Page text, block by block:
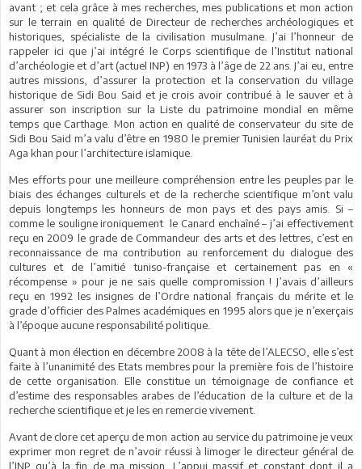
avant ; et cela grâce à mes recherches, mes publications et mon action
sur le terrain en qualité de Directeur de recherches archéologiques et
historiques, spécialiste de la civilisation musulmane. J’ai l’honneur de
rappeler ici que j’ai intégré le Corps scientifique de l’Institut national
d’archéologie et d’art (actuel INP) en 1973 à l’âge de 22 ans. J’ai eu, entre
autres missions, d’assurer la protection et la conservation du village
historique de Sidi Bou Said et je crois avoir contribué à le sauver et à
assurer son inscription sur la Liste du patrimoine mondial en même
temps que Carthage. Mon action en qualité de conservateur du site de
Sidi Bou Said m’a valu d’être en 1980 le premier Tunisien lauréat du Prix
Aga khan pour l’architecture islamique.
Mes efforts pour une meilleure compréhension entre les peuples par le
biais des échanges culturels et de la recherche scientifique m’ont valu
depuis longtemps les honneurs de mon pays et des pays amis. Si –
comme le souligne ironiquement le Canard enchaîné – j’ai effectivement
reçu en 2009 le grade de Commandeur des arts et des lettres, c’est en
reconnaissance de ma contribution au renforcement du dialogue des
cultures et de l’amitié tuniso-française et certainement pas en «
récompense » pour je ne sais quelle compromission ! J’avais d’ailleurs
reçu en 1992 les insignes de l’Ordre national français du mérite et le
grade d’officier des Palmes académiques en 1995 alors que je n’exerçais
à l’époque aucune responsabilité politique.
Quant à mon élection en décembre 2008 à la tête de l’ALECSO, elle s’est
faite à l’unanimité des Etats membres pour la première fois de l’histoire
de cette organisation. Elle constitue un témoignage de confiance et
d’estime des responsables arabes de l’éducation de la culture et de la
recherche scientifique et je les en remercie vivement.
Avant de clore cet aperçu de mon action au service du patrimoine je veux
exprimer mon regret de n’avoir réussi à limoger le directeur général de
l’INP qu’à la fin de ma mission. L’appui massif et constant dont il a